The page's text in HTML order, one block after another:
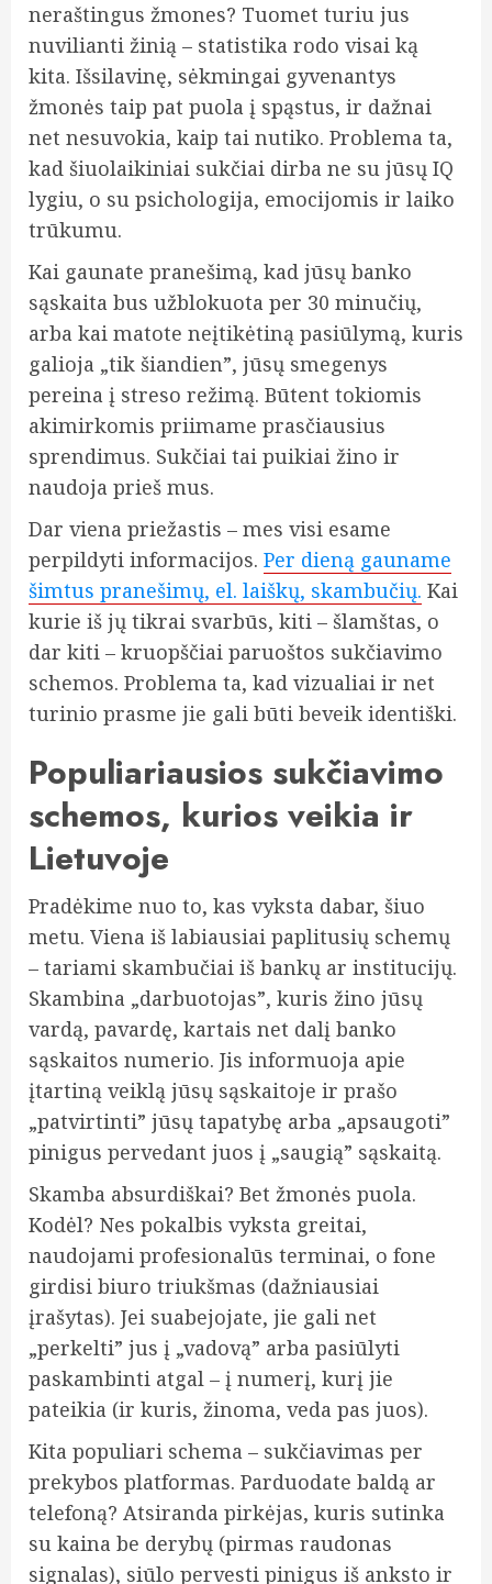
neraštingus žmones? Tuomet turiu jus
nuvilianti žinią – statistika rodo visai ką
kita. Išsilavinę, sėkmingai gyvenantys
žmonės taip pat puola į spąstus, ir dažnai
net nesuvokia, kaip tai nutiko. Problema ta,
kad šiuolaikiniai sukčiai dirba ne su jūsų IQ
lygiu, o su psichologija, emocijomis ir laiko
trūkumu.
Kai gaunate pranešimą, kad jūsų banko
sąskaita bus užblokuota per 30 minučių,
arba kai matote neįtikėtiną pasiūlymą, kuris
galioja „tik šiandien”, jūsų smegenys
pereina į streso režimą. Būtent tokiomis
akimirkomis priimame prasčiausius
sprendimus. Sukčiai tai puikiai žino ir
naudoja prieš mus.
Dar viena priežastis – mes visi esame
perpildyti informacijos. Per dieną gauname
šimtus pranešimų, el. laiškų, skambučių. Kai
kurie iš jų tikrai svarbūs, kiti – šlamštas, o
dar kiti – kruopščiai paruoštos sukčiavimo
schemos. Problema ta, kad vizualiai ir net
turinio prasme jie gali būti beveik identiški.
Populiariausios sukčiavimo
schemos, kurios veikia ir
Lietuvoje
Pradėkime nuo to, kas vyksta dabar, šiuo
metu. Viena iš labiausiai paplitusių schemų
– tariami skambučiai iš bankų ar institucijų.
Skambina „darbuotojas”, kuris žino jūsų
vardą, pavardę, kartais net dalį banko
sąskaitos numerio. Jis informuoja apie
įtartiną veiklą jūsų sąskaitoje ir prašo
„patvirtinti” jūsų tapatybę arba „apsaugoti”
pinigus pervedant juos į „saugią” sąskaitą.
Skamba absurdiškai? Bet žmonės puola.
Kodėl? Nes pokalbis vyksta greitai,
naudojami profesionalūs terminai, o fone
girdisi biuro triukšmas (dažniausiai
įrašytas). Jei suabejojate, jie gali net
„perkelti” jus į „vadovą” arba pasiūlyti
paskambinti atgal – į numerį, kurį jie
pateikia (ir kuris, žinoma, veda pas juos).
Kita populiari schema – sukčiavimas per
prekybos platformas. Parduodate baldą ar
telefoną? Atsiranda pirkėjas, kuris sutinka
su kaina be derybų (pirmas raudonas
signalas), siūlo pervesti pinigus iš anksto ir